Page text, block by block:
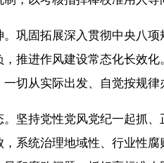
固拓展深入贯彻中央八项
推进作风建设常态化长效
切从实际出发、自觉按规
持党性党风党纪一起抓、
系统治理地域性、行业性